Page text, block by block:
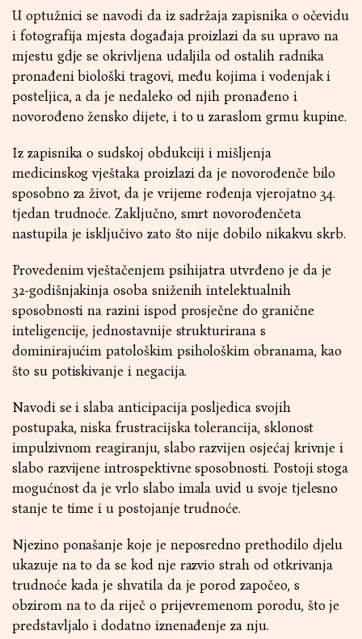
U optužnici se navodi da iz sadržaja zapisnika o očevidu
i fotografija mjesta događaja proizlazi da su upravo na
mjestu gdje se okrivljena udaljila od ostalih radnika
pronađeni biološki tragovi, među kojima i vodenjak i
posteljica, a da je nedaleko od njih pronađeno i
novorođeno žensko dijete, i to u zaraslom grmu kupine.
Iz zapisnika o sudskoj obdukciji i mišljenja
medicinskog vještaka proizlazi da je novorođenče bilo
sposobno za život, da je vrijeme rođenja vjerojatno 34.
tjedan trudnoće. Zaključno, smrt novorođenčeta
nastupila je isključivo zato što nije dobilo nikakvu skrb.
Provedenim vještačenjem psihijatra utvrđeno je da je
32-godišnjakinja osoba sniženih intelektualnih
sposobnosti na razini ispod prosječne do granične
inteligencije, jednostavnije strukturirana s
dominirajućim patološkim psihološkim obranama, kao
što su potiskivanje i negacija.
Navodi se i slaba anticipacija posljedica svojih
postupaka, niska frustracijska tolerancija, sklonost
impulzivnom reagiranju, slabo razvijen osjećaj krivnje i
slabo razvijene introspektivne sposobnosti. Postoji stoga
mogućnost da je vrlo slabo imala uvid u svoje tjelesno
stanje te time i u postojanje trudnoće.
Njezino ponašanje koje je neposredno prethodilo djelu
ukazuje na to da se kod nje razvio strah od otkrivanja
trudnoće kada je shvatila da je porod započeo, s
obzirom na to da riječ o prijevremenom porodu, što je
predstavljalo i dodatno iznenađenje za nju.